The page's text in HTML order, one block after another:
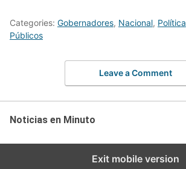
Categories: Gobernadores, Nacional, Política
Públicos
Leave a Comment
Noticias en Minuto
Exit mobile version